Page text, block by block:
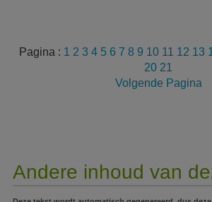
Pagina : 1 2 3 4 5 6 7 8 9 10 11 12 13
20 21
Volgende Pagina
Andere inhoud van